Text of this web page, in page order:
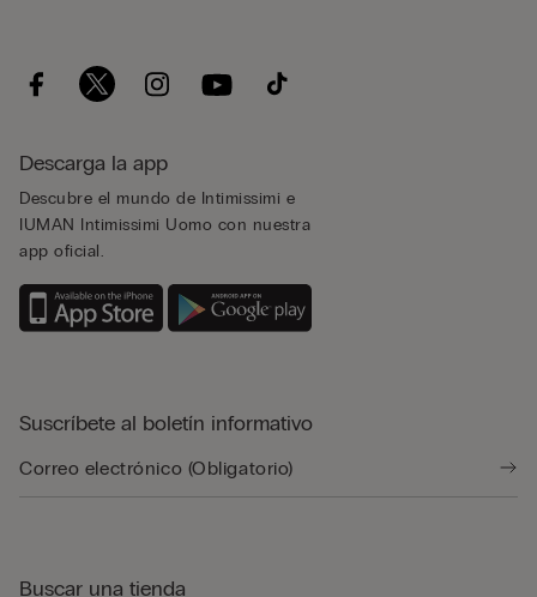
Descarga la app
Descubre el mundo de Intimissimi e
IUMAN Intimissimi Uomo con nuestra
app oficial.
Suscríbete al boletín informativo
Buscar una tienda